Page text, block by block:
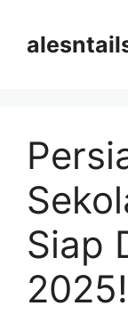
Siap
2025!